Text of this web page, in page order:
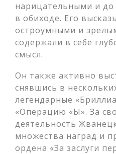
нарицательными и до
в обиходе. Его
остроумными и
содержали в себе
смысл.
Он также активно
снявшись в
легендарные
«Операцию «Ы». За
деятельность
множества наград и
ордена «За заслуги